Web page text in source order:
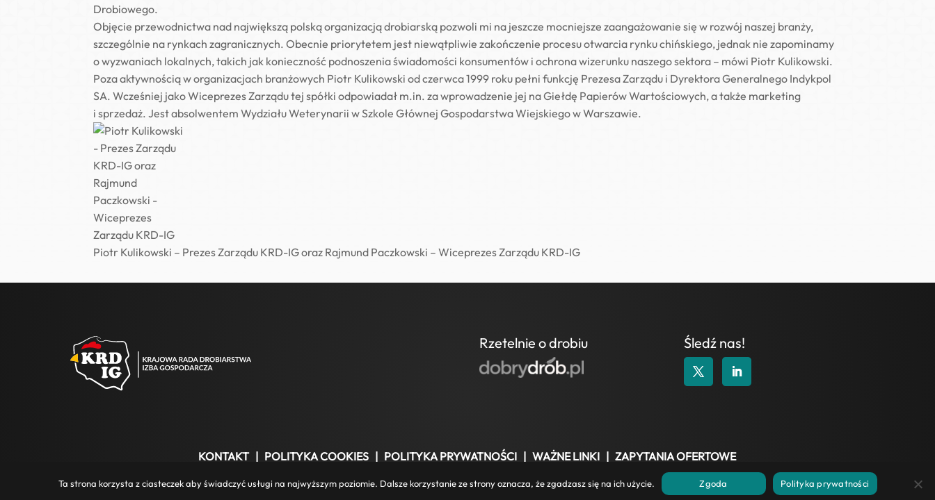
Drobiowego.
Objęcie przewodnictwa nad największą polską organizacją drobiarską pozwoli mi na jeszcze mocniejsze zaangażowanie się w rozwój naszej branży,
szczególnie na rynkach zagranicznych. Obecnie priorytetem jest niewątpliwie zakończenie procesu otwarcia rynku chińskiego, jednak nie zapominamy
o wyzwaniach lokalnych, takich jak konieczność podnoszenia świadomości konsumentów i ochrona wizerunku naszego sektora – mówi Piotr Kulikowski.
Poza aktywnością w organizacjach branżowych Piotr Kulikowski od czerwca 1999 roku pełni funkcję Prezesa Zarządu i Dyrektora Generalnego Indykpol
SA. Wcześniej jako Wiceprezes Zarządu tej spółki odpowiadał m.in. za wprowadzenie jej na Giełdę Papierów Wartościowych, a także marketing
i sprzedaż. Jest absolwentem Wydziału Weterynarii w Szkole Głównej Gospodarstwa Wiejskiego w Warszawie.
Piotr Kulikowski – Prezes Zarządu KRD-IG oraz Rajmund Paczkowski – Wiceprezes Zarządu KRD-IG
Rzetelnie o drobiu Śledź nas!
KONTAKT| POLITYKA COOKIES | POLITYKA PRYWATNOŚCI |WAŻNE LINKI |ZAPYTANIA OFERTOWE
2025 Wszelkie prawa zastrzeżone.
Ta strona korzysta z ciasteczek aby świadczyć usługi na najwyższym poziomie. Dalsze korzystanie ze strony oznacza, że zgadzasz się na ich użycie. Zgoda Polityka prywatności